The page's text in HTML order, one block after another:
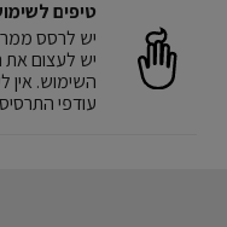
טיפים
יש לעצום את
השימוש. אין
עודפי